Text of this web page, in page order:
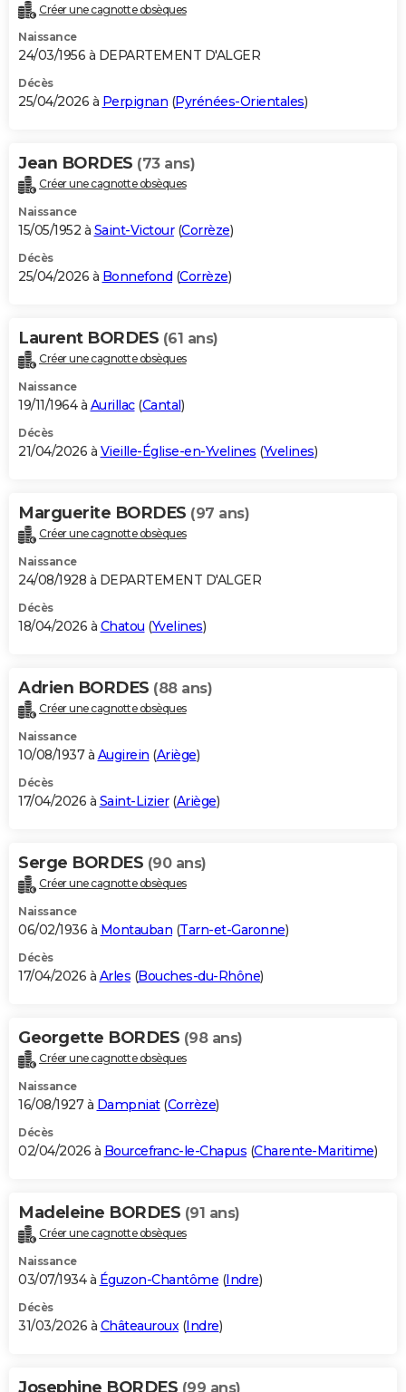
Créer une cagnotte obsèques
Naissance
24/03/1956 à DEPARTEMENT D'ALGER
Décès
25/04/2026 à Perpignan (Pyrénées-Orientales)
Jean BORDES (73 ans)
Créer une cagnotte obsèques
Naissance
15/05/1952 à Saint-Victour(Corrèze)
Décès
25/04/2026 à Bonnefond (Corrèze)
Laurent BORDES (61 ans)
Créer une cagnotte obsèques
Naissance
19/11/1964 à Aurillac(Cantal)
Décès
21/04/2026 à Vieille-Église-en-Yvelines (Yvelines)
Marguerite BORDES (97 ans)
Créer une cagnotte obsèques
Naissance
24/08/1928 à DEPARTEMENT D'ALGER
Décès
18/04/2026 à Chatou (Yvelines)
Adrien BORDES (88 ans)
Créer une cagnotte obsèques
Naissance
10/08/1937 à Augirein (Ariège)
Décès
17/04/2026 à Saint-Lizier(Ariège)
Serge BORDES (90 ans)
Créer une cagnotte obsèques
Naissance
06/02/1936 à Montauban (Tarn-et-Garonne)
Décès
17/04/2026 à Arles (Bouches-du-Rhône)
Georgette BORDES (98 ans)
Créer une cagnotte obsèques
Naissance
16/08/1927 à Dampniat(Corrèze)
Décès
02/04/2026 à Bourcefranc-le-Chapus (Charente-Maritime)
Madeleine BORDES (91 ans)
Créer une cagnotte obsèques
Naissance
03/07/1934 à Éguzon-Chantôme (Indre)
Décès
31/03/2026 à Châteauroux(Indre)
Josephine BORDES (99 ans)